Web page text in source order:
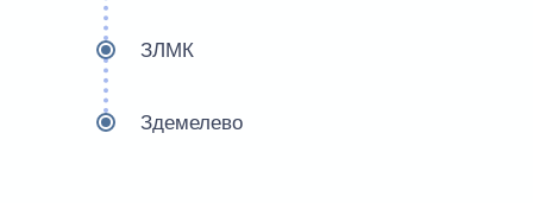
ЗЛМК
Здемелево